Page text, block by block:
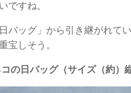
ですね。
バッグ」から引き継がれて
宝しそう。
コの日バッグ（サイズ（約